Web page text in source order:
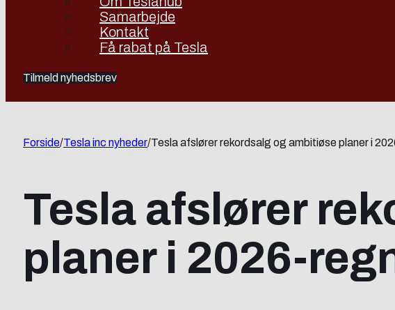
Samarbejde
Kontakt
Få rabat på Tesla
Tilmeld nyhedsbrev
Forside/Tesla inc nyheder/Tesla afslører rekordsalg og ambitiøse planer i
Tesla afslører
planer i 2026-